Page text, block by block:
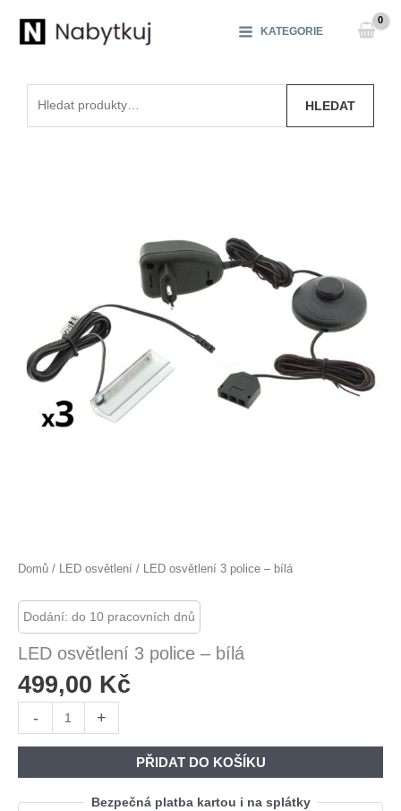
KATEGORIE
HLEDAT
Domů / LED osvětlení / LED osvětlení 3 police – bílá
Dodání: do 10 pracovních dnů
LED osvětlení 3 police – bílá
499,00 Kč
-
osvětlení
police
-
+
PŘIDAT DO KOŠÍKU
Bezpečná platba kartou i na splátky